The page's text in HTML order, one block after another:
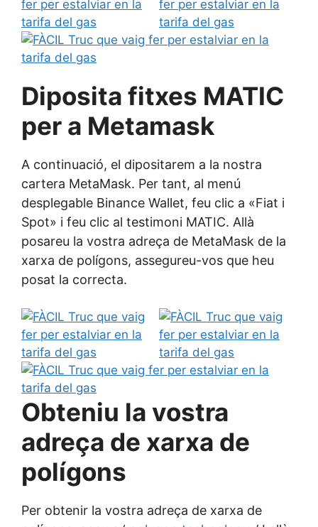
Diposita fitxes MATIC
per a Metamask
A continuació, el dipositarem a la nostra
cartera MetaMask. Per tant, al menú
desplegable Binance Wallet, feu clic a «Fiat i
Spot» i feu clic al testimoni MATIC. Allà
posareu la vostra adreça de MetaMask de la
xarxa de polígons, assegureu-vos que heu
posat la correcta.
Obteniu la vostra
adreça de xarxa de
polígons
Per obtenir la vostra adreça de xarxa de